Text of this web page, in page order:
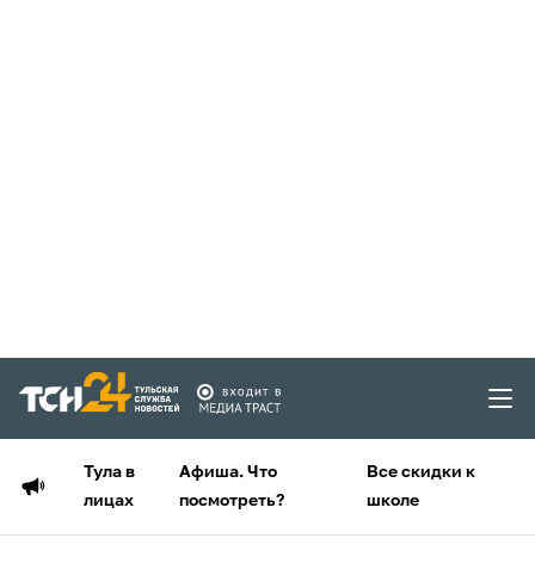
Тула в
лицах
Афиша. Что
посмотреть?
Все скидки к
школе